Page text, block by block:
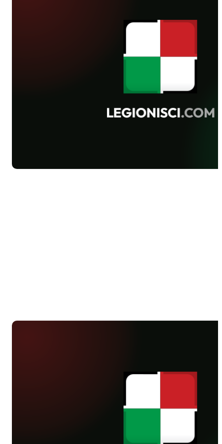
przewagi bezbramkowo zremisowali z
91 - 34 zdjęcia Bodziacha